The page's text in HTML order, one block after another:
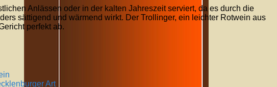
Anlässen oder in der kalten Jahreszeit serviert, da es durch die
sättigend und wärmend wirkt. Der Trollinger, ein leichter Rotwein aus
perfekt ab.
Art